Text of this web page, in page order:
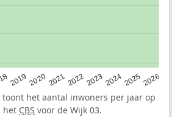
2019 2020202120222023202420252026
toont het aantal inwoners per jaar op
het CBS voor de Wijk 03.